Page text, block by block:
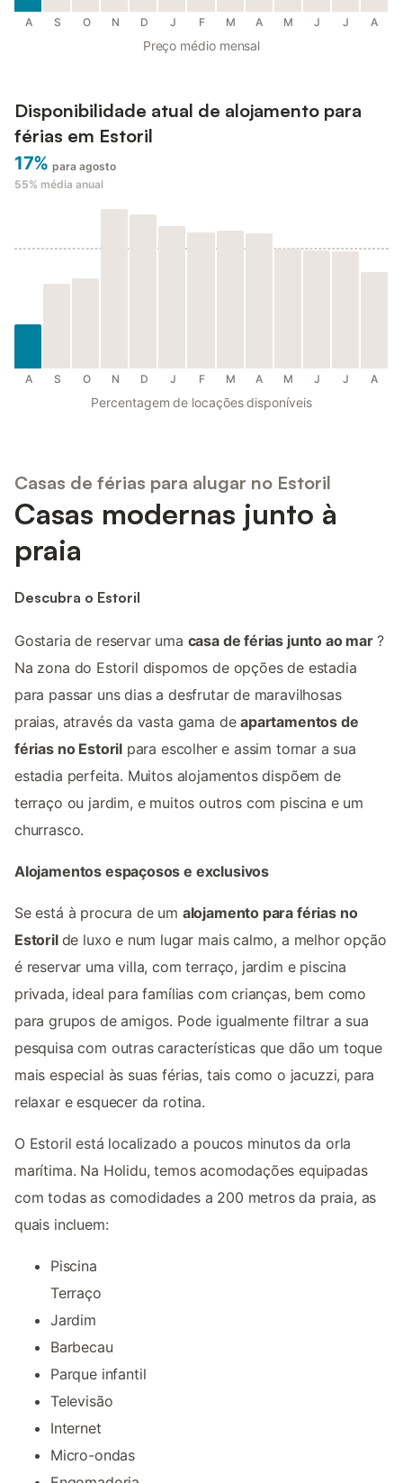
A S O N D J F M A M J J A
Preço médio mensal
Disponibilidade atual de alojamento para
férias em Estoril
17% para agosto
55% média anual
A S O N D J F M A M J J A
Percentagem de locações disponíveis
Casas de férias para alugar no Estoril
Casas modernas junto à
praia
Descubra o Estoril
Gostaria de reservar uma casa de férias junto ao mar ?
Na zona do Estoril dispomos de opções de estadia
para passar uns dias a desfrutar de maravilhosas
praias, através da vasta gama deapartamentos de
férias no Estoril para escolher e assim tornar a sua
estadia perfeita. Muitos alojamentos dispõem de
terraço ou jardim, e muitos outros com piscina e um
churrasco.
Alojamentos espaçosos e exclusivos
Se está à procura de um alojamento para férias no
Estoril de luxo e num lugar mais calmo, a melhor opção
é reservar uma villa, com terraço, jardim e piscina
privada, ideal para famílias com crianças, bem como
para grupos de amigos. Pode igualmente filtrar a sua
pesquisa com outras características que dão um toque
mais especial às suas férias, tais como o jacuzzi, para
relaxar e esquecer da rotina.
O Estoril está localizado a poucos minutos da orla
marítima. Na Holidu, temos acomodações equipadas
com todas as comodidades a 200 metros da praia, as
quais incluem:
Piscina
Terraço
Jardim
Barbecau
Parque infantil
Televisão
Internet
Micro-ondas